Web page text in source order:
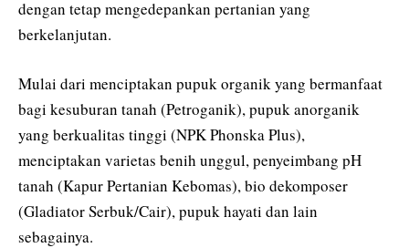
dengan tetap mengedepankan pertanian yang
berkelanjutan.
Mulai dari menciptakan pupuk organik yang bermanfaat
bagi kesuburan tanah (Petroganik), pupuk anorganik
yang berkualitas tinggi (NPK Phonska Plus),
menciptakan varietas benih unggul, penyeimbang pH
tanah (Kapur Pertanian Kebomas), bio dekomposer
(Gladiator Serbuk/Cair), pupuk hayati dan lain
sebagainya.